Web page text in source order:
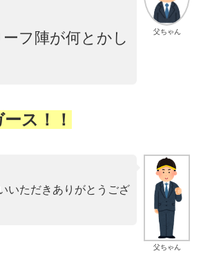
父ちゃん
フ陣が何とかし
ス！！
父ちゃん
いただきありがとうござ